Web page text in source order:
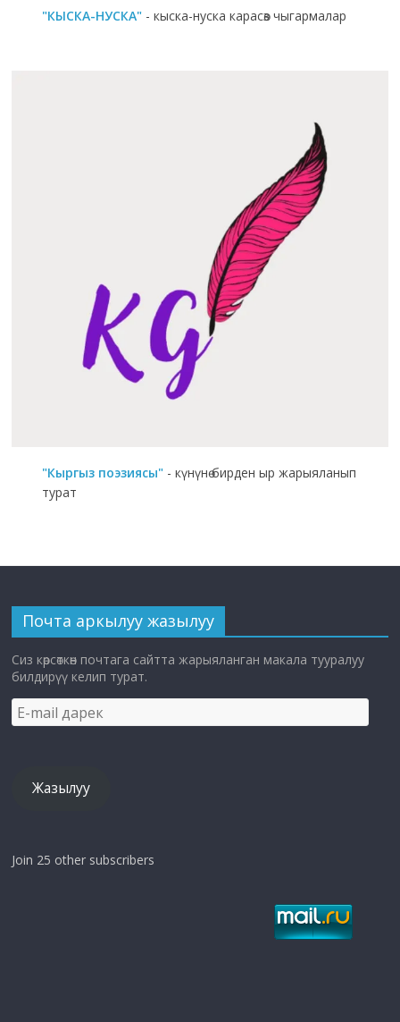
"КЫСКА-НУСКА" - кыска-нуска карасөз чыгармалар
"Кыргыз поэзиясы" - күнүнө бирден ыр жарыяланып
турат
Почта аркылуу жазылуу
Сиз көрсөткөн почтага сайтта жарыяланган макала тууралуу
билдирүү келип турат.
E-
mail
Жазылуу
Join 25 other subscribers